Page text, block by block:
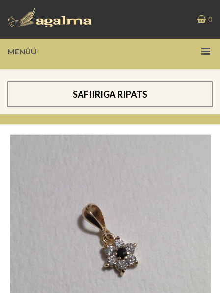
0
MENÜÜ
SAFIIRIGA RIPATS